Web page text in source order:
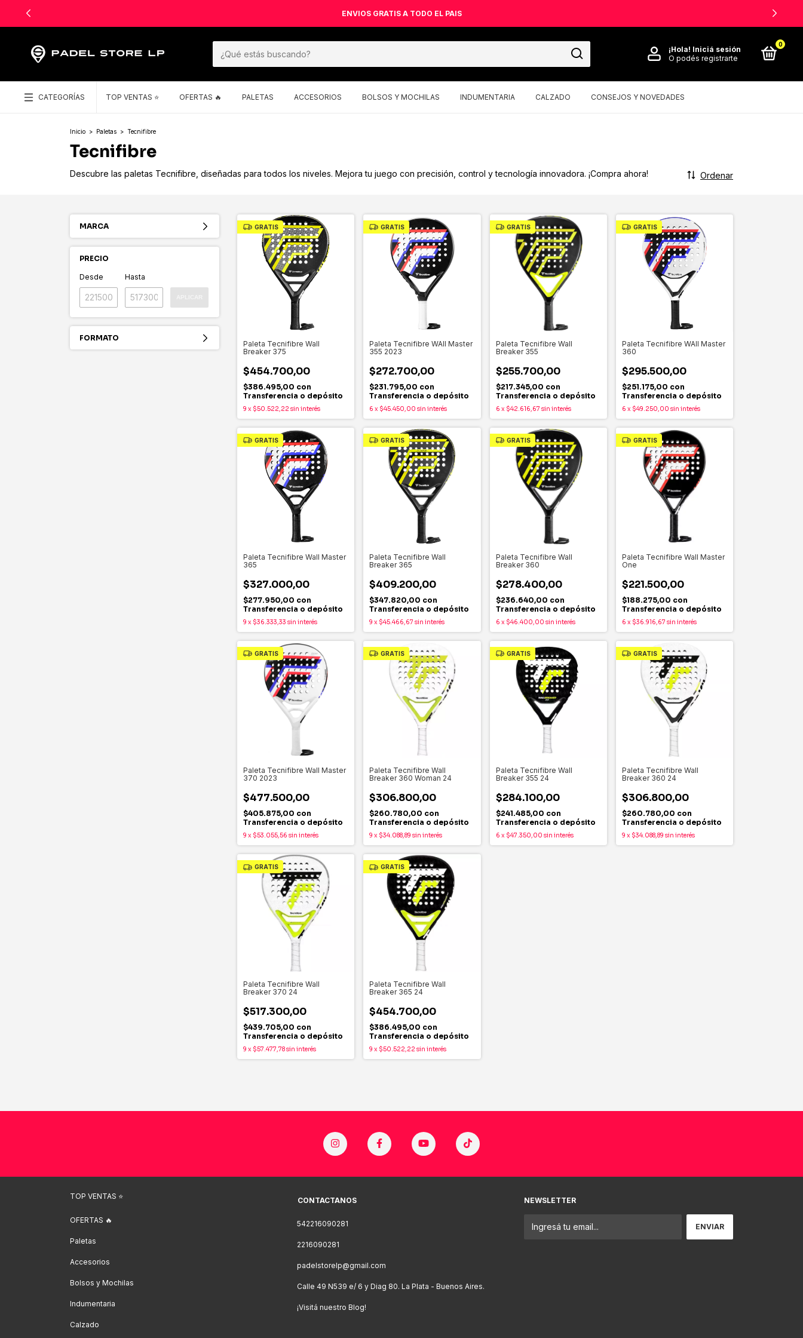
ENVIOS GRATIS A TODO EL PAIS
¡Hola! Iniciá sesión
O podés registrarte
0
CATEGORÍAS TOP VENTAS ⭐️ OFERTAS 🔥 PALETAS ACCESORIOS BOLSOS Y MOCHILAS INDUMENTARIA CALZADO CONSEJOS Y NOVEDADES
Inicio > Paletas > Tecnifibre
Tecnifibre
Descubre las paletas Tecnifibre, diseñadas para todos los niveles. Mejora tu juego con precisión, control y tecnología innovadora. ¡Compra ahora! Ordenar
MARCA
PRECIO
Desde Hasta
FORMATO
GRATIS
Paleta Tecnifibre Wall
Breaker 375
$454.700,00
$386.495,00 con
Transferencia o depósito
9 x $50.522,22 sin interés
GRATIS
Paleta Tecnifibre WAll Master
355 2023
$272.700,00
$231.795,00 con
Transferencia o depósito
6 x $45.450,00 sin interés
GRATIS
Paleta Tecnifibre Wall
Breaker 355
$255.700,00
$217.345,00 con
Transferencia o depósito
6 x $42.616,67 sin interés
GRATIS
Paleta Tecnifibre WAll Master
360
$295.500,00
$251.175,00 con
Transferencia o depósito
6 x $49.250,00 sin interés
GRATIS
Paleta Tecnifibre Wall Master
365
$327.000,00
$277.950,00 con
Transferencia o depósito
9 x $36.333,33 sin interés
GRATIS
Paleta Tecnifibre Wall
Breaker 365
$409.200,00
$347.820,00 con
Transferencia o depósito
9 x $45.466,67 sin interés
GRATIS
Paleta Tecnifibre Wall
Breaker 360
$278.400,00
$236.640,00 con
Transferencia o depósito
6 x $46.400,00 sin interés
GRATIS
Paleta Tecnifibre Wall Master
One
$221.500,00
$188.275,00 con
Transferencia o depósito
6 x $36.916,67 sin interés
GRATIS
Paleta Tecnifibre Wall Master
370 2023
$477.500,00
$405.875,00 con
Transferencia o depósito
9 x $53.055,56 sin interés
GRATIS
Paleta Tecnifibre Wall
Breaker 360 Woman 24
$306.800,00
$260.780,00 con
Transferencia o depósito
9 x $34.088,89 sin interés
GRATIS
Paleta Tecnifibre Wall
Breaker 355 24
$284.100,00
$241.485,00 con
Transferencia o depósito
6 x $47.350,00 sin interés
GRATIS
Paleta Tecnifibre Wall
Breaker 360 24
$306.800,00
$260.780,00 con
Transferencia o depósito
9 x $34.088,89 sin interés
GRATIS
Paleta Tecnifibre Wall
Breaker 370 24
$517.300,00
$439.705,00 con
Transferencia o depósito
9 x $57.477,78sin interés
GRATIS
Paleta Tecnifibre Wall
Breaker 365 24
$454.700,00
$386.495,00 con
Transferencia o depósito
9 x $50.522,22 sin interés
TOP VENTAS ⭐️
OFERTAS 🔥
Paletas
Accesorios
Bolsos y Mochilas
Indumentaria
Calzado
CONTACTANOS
542216090281
2216090281
padelstorelp@gmail.com
Calle 49 N539 e/ 6 y Diag 80. La Plata - Buenos Aires.
¡Visitá nuestro Blog!
NEWSLETTER